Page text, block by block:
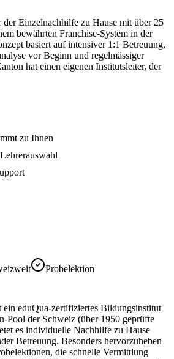
Einzelnachhilfe zu Hause mit über 25
bewährten Franchise-System in der
basiert auf intensiver 1:1 Betreuung,
vor Beginn und regelmässiger
hat einen eigenen Institutsleiter, der
zu Ihnen
Probelektion
eduQua-zertifiziertes Bildungsinstitut
Pool der Schweiz (über 1950 geprüfte
es individuelle Nachhilfe zu Hause
Betreuung. Besonders hervorzuheben
die schnelle Vermittlung